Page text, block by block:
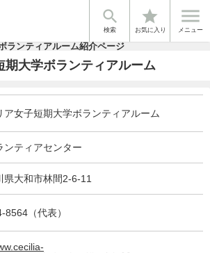

検索
star
お気に入り

メニュー
ランティアルーム紹介ページ
期大学ボランティアルーム
ア女子短期大学ボランティアルーム
ンティアセンター
大和市林間2-6-11
8564（代表）